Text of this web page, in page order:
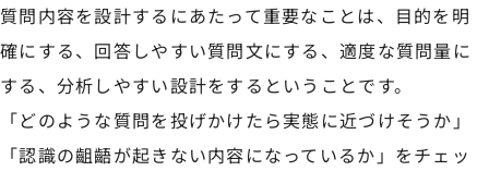
質問内容を設計するにあたって重要なことは、目的を明
確にする、回答しやすい質問文にする、適度な質問量に
する、分析しやすい設計をするということです。
「どのような質問を投げかけたら実態に近づけそうか」
「認識の齟齬が起きない内容になっているか」をチェッ